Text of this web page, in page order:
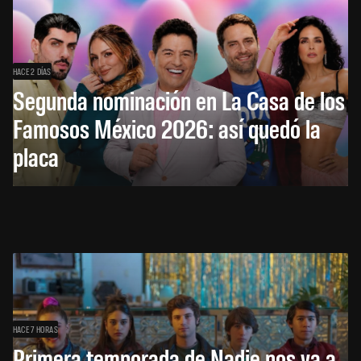
HACE 2 DÍAS
Segunda nominación en La Casa de los
Famosos México 2026: así quedó la
placa
HACE 7 HORAS